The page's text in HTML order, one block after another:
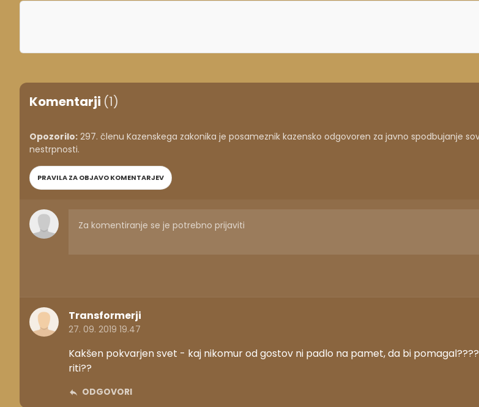
Komentarji (1)
Opozorilo: 297. členu Kazenskega zakonika je posameznik kazensko odgovoren za javno spodbujanje
nestrpnosti.
PRAVILA ZA OBJAVO KOMENTARJEV
Transformerji
27. 09. 2019 19.47
Kakšen pokvarjen svet - kaj nikomur od gostov ni padlo na pamet, da bi
riti??
ODGOVORI